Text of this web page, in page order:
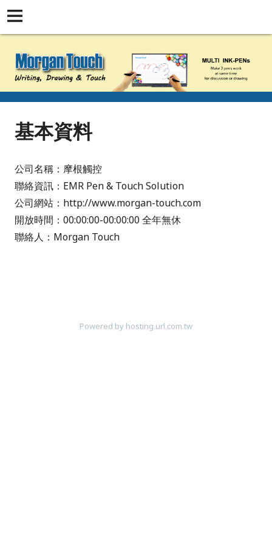
基本資料
公司名稱：摩根觸控
聯絡資訊：EMR Pen & Touch Solution
公司網站：http://www.morgan-touch.com
開放時間：00:00:00-00:00:00 全年無休
聯絡人：Morgan Touch
Powered by hosting.url.com.tw